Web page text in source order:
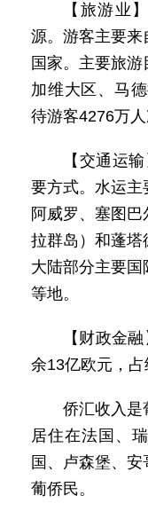
【旅游业
源。游客主要
国家。主要旅
加维大区、马
待游客4276万人
【交通运
要方式。水运主
阿威罗、塞图
拉群岛）和蓬塔
大陆部分主要
等地。
【财政金
余13亿欧元，占
侨汇收入是
居住在法国、
国、卢森堡、
葡侨民。